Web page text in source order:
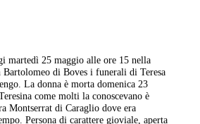
martedì 25 maggio alle ore 15 nella
Bartolomeo di Boves i funerali di Teresa
La donna è morta domenica 23
come molti la conoscevano è
Montserrat di Caraglio dove era
Persona di carattere gioviale, aperta